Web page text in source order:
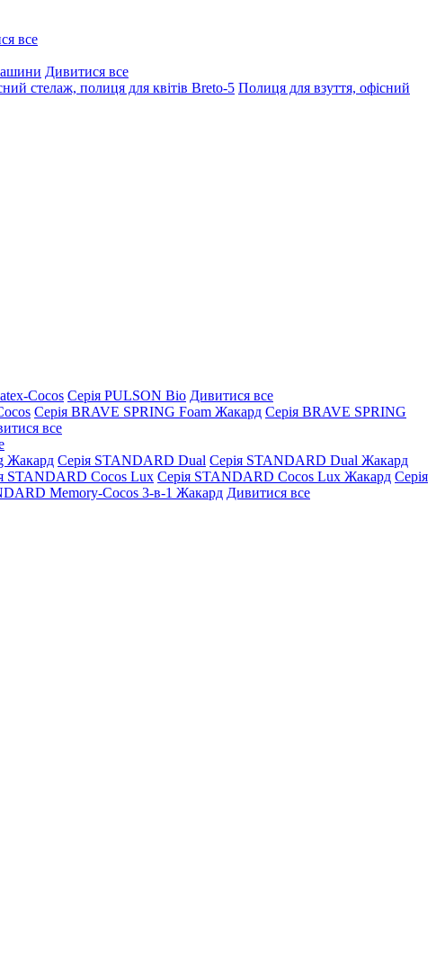
все
Дивитися все
стелаж, полиця для квітів Breto-5 Полиця для взуття, офісний
Cocos Серія PULSON Bio Дивитися все
Серія BRAVE SPRING Foam Жакард Серія BRAVE SPRING
все
Жакард Серія STANDARD Dual Серія STANDARD Dual Жакард
STANDARD Cocos Lux Серія STANDARD Cocos Lux Жакард Серія
Memory-Cocos 3-в-1 Жакард Дивитися все